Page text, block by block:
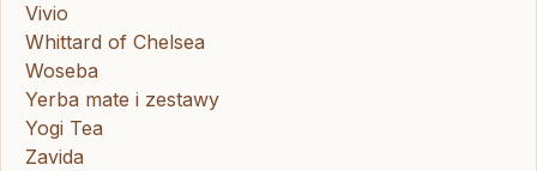
Vivio
Whittard of Chelsea
Woseba
Yerba mate i zestawy
Yogi Tea
Zavida